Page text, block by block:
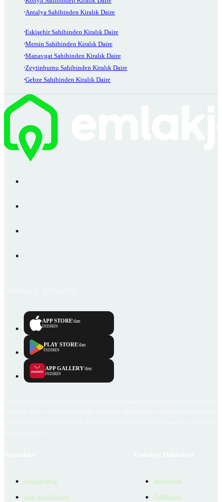
Antalya Sahibinden Kiralık Daire
Eskişehir Sahibinden Kiralık Daire
Mersin Sahibinden Kiralık Daire
Manavgat Sahibinden Kiralık Daire
Zeytinburnu Sahibinden Kiralık Daire
Gebze Sahibinden Kiralık Daire
APP STORE'dan
İNDİRİN
PLAY STORE'dan
İNDİRİN
APP GALLERY'den
İNDİRİN
Emlakjet Blog
Satın Alma Rehberi
Hakkımızda
Ödüllerimiz